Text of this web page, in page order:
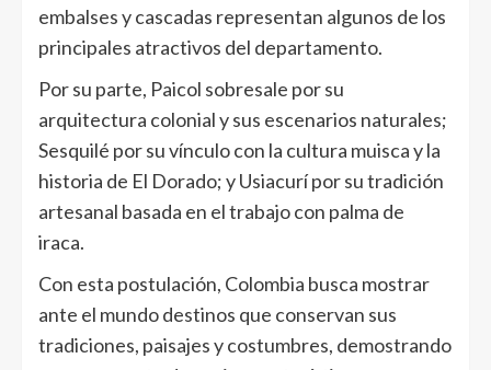
embalses y cascadas representan algunos de los
principales atractivos del departamento.
Por su parte, Paicol sobresale por su
arquitectura colonial y sus escenarios naturales;
Sesquilé por su vínculo con la cultura muisca y la
historia de El Dorado; y Usiacurí por su tradición
artesanal basada en el trabajo con palma de
iraca.
Con esta postulación, Colombia busca mostrar
ante el mundo destinos que conservan sus
tradiciones, paisajes y costumbres, demostrando